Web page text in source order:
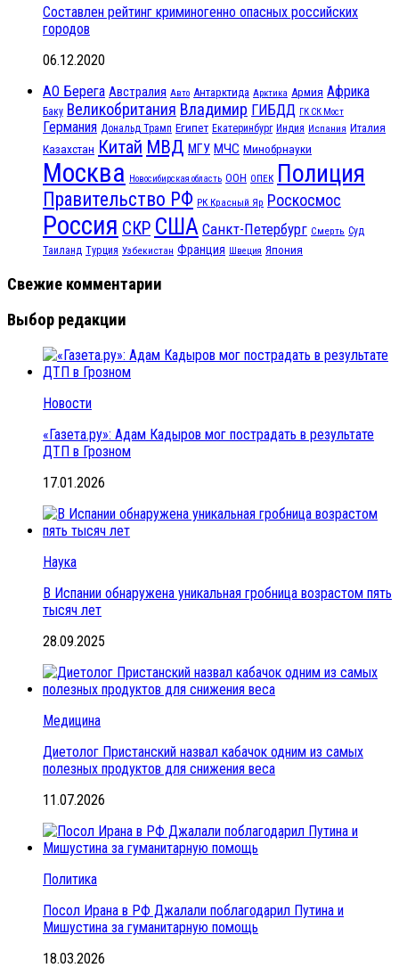
Составлен рейтинг криминогенно опасных российских
городов
06.12.2020
АО Берега Австралия Авто Антарктида Арктика Армия Африка
Баку Великобритания Владимир ГИБДД ГК СК Мост
Германия Дональд Трамп Египет Екатеринбург Индия Испания Италия
Казахстан Китай МВД МГУ МЧС Минобрнауки
Москва Новосибирская область ООН ОПЕК Полиция
Правительство РФ РК Красный Яр Роскосмос
Россия СКР США Санкт-Петербург Смерть Суд
Таиланд Турция Узбекистан Франция Швеция Япония
Свежие комментарии
Выбор редакции
Новости
«Газета.ру»: Адам Кадыров мог пострадать в результате
ДТП в Грозном
17.01.2026
Наука
В Испании обнаружена уникальная гробница возрастом пять
тысяч лет
28.09.2025
Медицина
Диетолог Пристанский назвал кабачок одним из самых
полезных продуктов для снижения веса
11.07.2026
Политика
Посол Ирана в РФ Джалали поблагодарил Путина и
Мишустина за гуманитарную помощь
18.03.2026